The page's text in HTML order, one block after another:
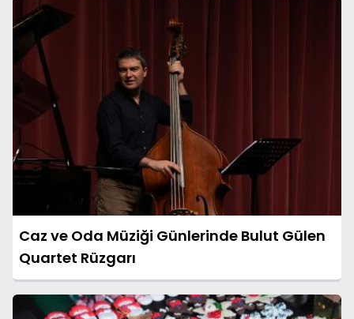
Caz ve Oda Müziği Günlerinde Bulut Gülen
Quartet Rüzgarı